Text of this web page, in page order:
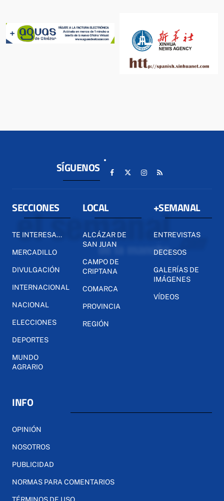
SÍGUENOS
SECCIONES
TE INTERESA...
MERCADILLO
DIVULGACIÓN
INTERNACIONAL
NACIONAL
ELECCIONES
DEPORTES
MUNDO
AGRARIO
LOCAL
ALCÁZAR DE
SAN JUAN
CAMPO DE
CRIPTANA
COMARCA
PROVINCIA
REGIÓN
+SEMANAL
ENTREVISTAS
DECESOS
GALERÍAS DE
IMÁGENES
VÍDEOS
INFO
OPINIÓN
NOSOTROS
PUBLICIDAD
NORMAS PARA COMENTARIOS